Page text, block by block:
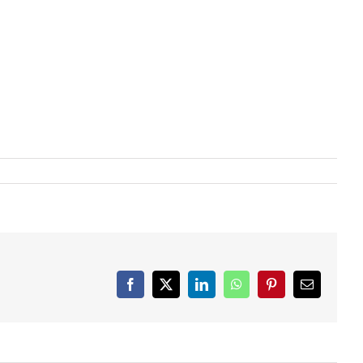
Facebook
X LinkedInWhatsAppPinterestEmail